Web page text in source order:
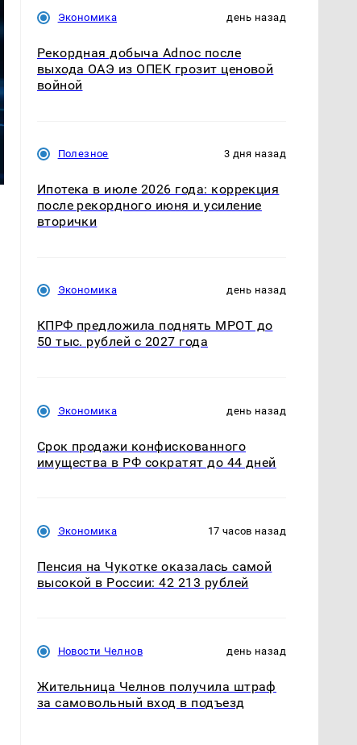
Экономика день назад
Рекордная добыча Adnoc после
выхода ОАЭ из ОПЕК грозит ценовой
войной
Полезное 3 дня назад
Ипотека в июле 2026 года: коррекция
после рекордного июня и усиление
вторички
Экономика день назад
КПРФ предложила поднять МРОТ до
50 тыс. рублей с 2027 года
Экономика день назад
Срок продажи конфискованного
имущества в РФ сократят до 44 дней
Экономика 17 часов назад
Пенсия на Чукотке оказалась самой
высокой в России: 42 213 рублей
Новости Челнов день назад
Жительница Челнов получила штраф
за самовольный вход в подъезд